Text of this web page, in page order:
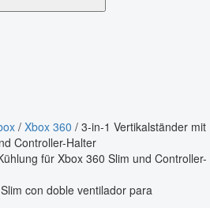
/ Xbox 360 / 3-in-1 Vertikalständer mit
Controller-Halter